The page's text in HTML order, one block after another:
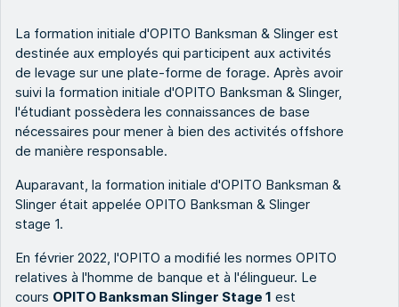
La formation initiale d'OPITO Banksman & Slinger est
destinée aux employés qui participent aux activités
de levage sur une plate-forme de forage. Après avoir
suivi la formation initiale d'OPITO Banksman & Slinger,
l'étudiant possèdera les connaissances de base
nécessaires pour mener à bien des activités offshore
de manière responsable.
Auparavant, la formation initiale d'OPITO Banksman &
Slinger était appelée OPITO Banksman & Slinger
stage 1.
En février 2022, l'OPITO a modifié les normes OPITO
relatives à l'homme de banque et à l'élingueur. Le
cours OPITO Banksman Slinger Stage 1 est